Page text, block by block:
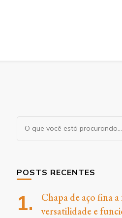
Procurando
algo?
POSTS RECENTES
Chapa de aço fina
versatilidade e